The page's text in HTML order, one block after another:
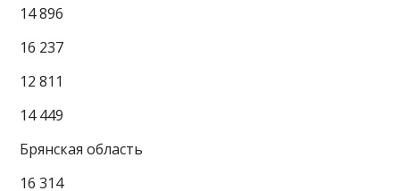
14 896
16 237
12 811
14 449
Брянская область
16 314